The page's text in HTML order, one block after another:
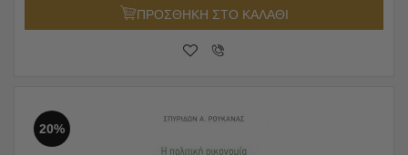
ΠΡΟΣΘΗΚΗ ΣΤΟ ΚΑΛΑΘΙ
20%